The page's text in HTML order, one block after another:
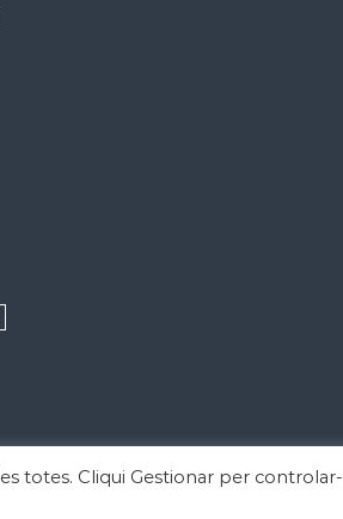
de ThemeGrill. Funciona con WordPress
totes. Cliqui Gestionar per controlar-